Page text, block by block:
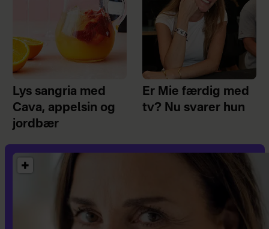
Lys sangria med
Cava, appelsin og
jordbær
Er Mie færdig med
tv? Nu svarer hun